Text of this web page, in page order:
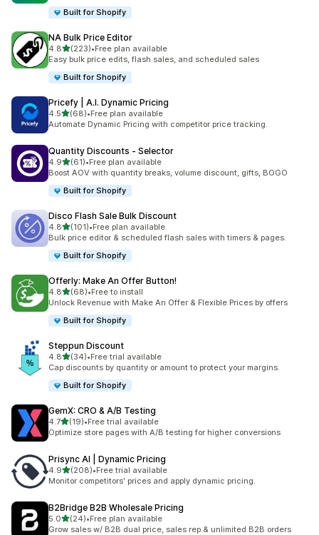
Built for Shopify
NA Bulk Price Editor
4.8เต็ม 5 ดาว
(223)
ทั้งหมด 223 รีวิว
•Free plan available
Easy bulk price edits, flash sales, and scheduled sales
Built for Shopify
Pricefy | A.I. Dynamic Pricing
4.5เต็ม 5 ดาว
(68)
ทั้งหมด 68 รีวิว
•Free plan available
Automate Dynamic Pricing with competitor price tracking.
Quantity Discounts ‑ Selector
4.9เต็ม 5 ดาว
(61)
ทั้งหมด 61 รีวิว
•Free plan available
Boost AOV with quantity breaks, volume discount, gifts, BOGO
Built for Shopify
Disco Flash Sale Bulk Discount
4.8เต็ม 5 ดาว
(101)
ทั้งหมด 101 รีวิว
•Free plan available
Bulk price editor & scheduled flash sales with timers & pages.
Built for Shopify
Offerly: Make An Offer Button!
4.8เต็ม 5 ดาว
(68)
ทั้งหมด 68 รีวิว
•Free to install
Unlock Revenue with Make An Offer & Flexible Prices by offers
Built for Shopify
Steppun Discount
4.8เต็ม 5 ดาว
(34)
ทั้งหมด 34 รีวิว
•Free trial available
Cap discounts by quantity or amount to protect your margins.
Built for Shopify
GemX: CRO & A/B Testing
4.7เต็ม 5 ดาว
(19)
ทั้งหมด 19 รีวิว
•Free trial available
Optimize store pages with A/B testing for higher conversions
Prisync AI | Dynamic Pricing
4.9เต็ม 5 ดาว
(208)
ทั้งหมด 208 รีวิว
•Free trial available
Monitor competitors' prices and apply dynamic pricing.
B2Bridge B2B Wholesale Pricing
5.0เต็ม 5 ดาว
(24)
ทั้งหมด 24 รีวิว
•Free plan available
Grow sales w/ B2B dual price, sales rep & unlimited B2B orders